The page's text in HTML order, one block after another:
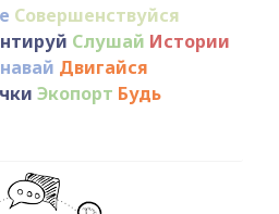
Совершенствуйся
Слушай Истории
Двигайся
Экопорт Будь